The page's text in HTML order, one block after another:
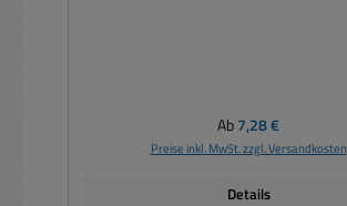
Regulärer Preis:
Ab7,28 €
Preise inkl. MwSt. zzgl. Versandkosten
Details